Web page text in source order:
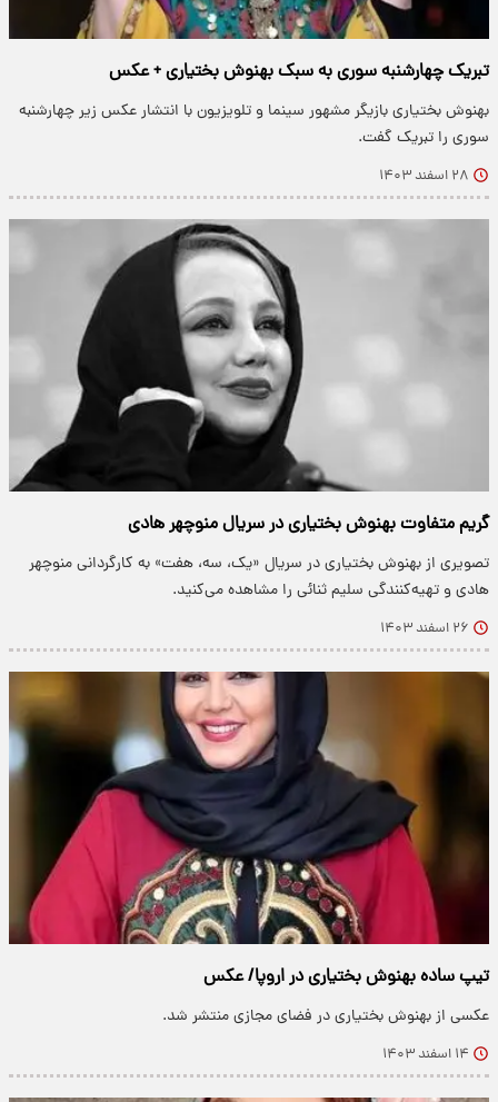
تبریک چهارشنبه سوری به سبک بهنوش بختیاری + عکس
بهنوش بختیاری بازیگر مشهور سینما و تلویزیون با انتشار عکس زیر چهارشنبه
سوری را تبریک گفت.
۲۸ اسفند ۱۴۰۳
گریم متفاوت بهنوش بختیاری در سریال منوچهر هادی
تصویری از بهنوش بختیاری در سریال «یک، سه، هفت» به کارگردانی منوچهر
هادی و تهیه‌کنندگی سلیم ثنائی را مشاهده می‌کنید.
۲۶ اسفند ۱۴۰۳
تیپ ساده بهنوش بختیاری در اروپا/ عکس
عکسی از بهنوش بختیاری در فضای مجازی منتشر شد.
۱۴ اسفند ۱۴۰۳